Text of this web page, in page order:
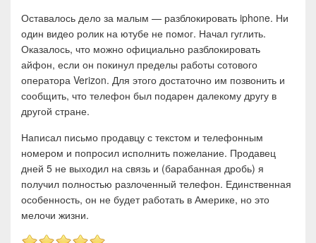
Оставалось дело за малым — разблокировать iphone. Ни
один видео ролик на ютубе не помог. Начал гуглить.
Оказалось, что можно официально разблокировать
айфон, если он покинул пределы работы сотового
оператора Verizon. Для этого достаточно им позвонить и
сообщить, что телефон был подарен далекому другу в
другой стране.
Написал письмо продавцу с текстом и телефонным
номером и попросил исполнить пожелание. Продавец
дней 5 не выходил на связь и (барабанная дробь) я
получил полностью разлоченный телефон. Единственная
особенность, он не будет работать в Америке, но это
мелочи жизни.